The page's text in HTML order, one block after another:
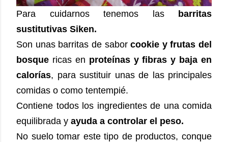
Para cuidarnos tenemos las
barritas
sustitutivas Siken.
Son unas barritas de saborcookie y frutas del
bosque ricas en proteínas y fibras y baja en
calorías, para sustituir unas de las principales
comidas o como tentempié.
Contiene todos los ingredientes de una comida
equilibrada y ayuda a controlar el peso.
No suelo tomar este tipo de productos, conque